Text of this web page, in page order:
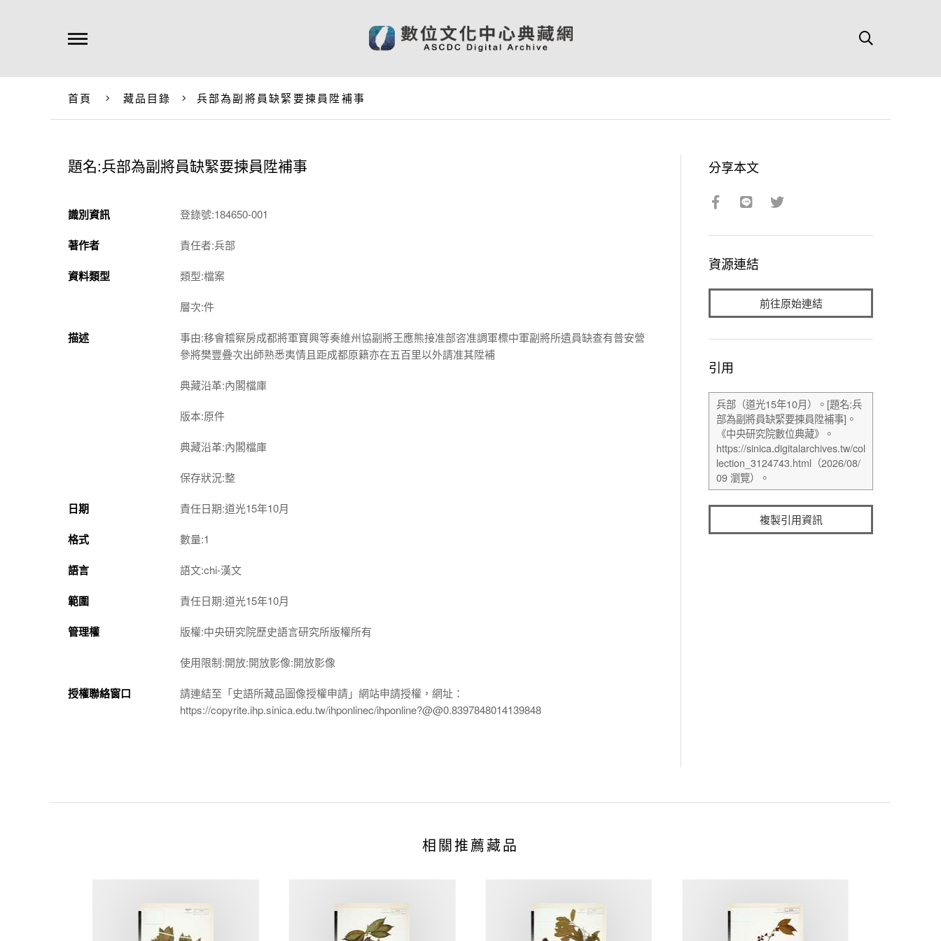
首頁 藏品目錄 兵部為副將員缺緊要揀員陞補事
題名:兵部為副將員缺緊要揀員陞補事
識別資訊 登錄號:184650-001
著作者 責任者:兵部
資料類型 類型:檔案
層次:件
描述
事由:移會稽察房成都將軍寶興等奏維州協副將王應熊接准部咨准調軍標中軍副將所遺員缺查有普安營
參將樊豐疊次出師熟悉夷情且距成都原籍亦在五百里以外請准其陞補
典藏沿革:內閣檔庫
版本:原件
典藏沿革:內閣檔庫
保存狀況:整
日期 責任日期:道光15年10月
格式 數量:1
語言 語文:chi-漢文
範圍 責任日期:道光15年10月
管理權 版權:中央研究院歷史語言研究所版權所有
使用限制:開放:開放影像:開放影像
授權聯絡窗口
請連結至「史語所藏品圖像授權申請」網站申請授權，網址：
https://copyrite.ihp.sinica.edu.tw/ihponlinec/ihponline?@@0.8397848014139848
分享本文
資源連結
前往原始連結
引用
複製引用資訊
相關推薦藏品